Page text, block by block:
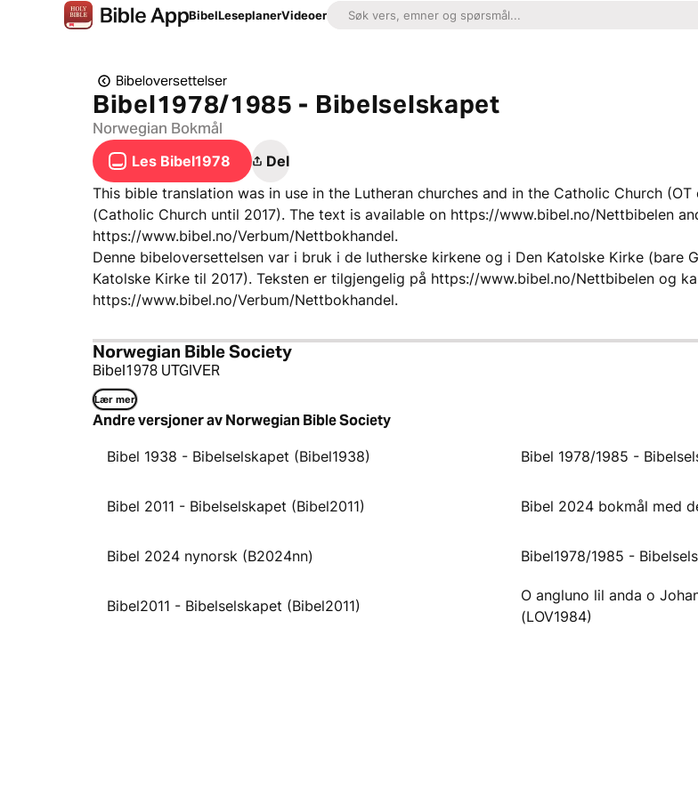
BibelLeseplanerVideoer
Bibeloversettelser
Bibel1978/1985 - Bibelselskapet
Norwegian Bokmål
Les Bibel1978
Del
This bible translation was in use in the Lutheran churches and in the Catholic Church
(Catholic Church until 2017). The text is available on https://www.bibel.no/Nettbibelen
https://www.bibel.no/Verbum/Nettbokhandel.
Denne bibeloversettelsen var i bruk i de lutherske kirkene og i Den Katolske Kirke (bare
Katolske Kirke til 2017). Teksten er tilgjengelig på https://www.bibel.no/Nettbibelen og
https://www.bibel.no/Verbum/Nettbokhandel.
Norwegian Bible Society
Bibel1978 UTGIVER
Lær mer
Andre versjoner av Norwegian Bible Society
Bibel 1938 - Bibelselskapet (Bibel1938) Bibel 1978/1985 -
Bibel 2011 - Bibelselskapet (Bibel2011) Bibel 2024 bokmål med
Bibel 2024 nynorsk (B2024nn) Bibel1978/1985 -
Bibel2011 - Bibelselskapet (Bibel2011)
O angluno lil anda o
(LOV1984)